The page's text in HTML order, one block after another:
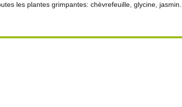
les plantes grimpantes: chèvrefeuille, glycine, jasmin...